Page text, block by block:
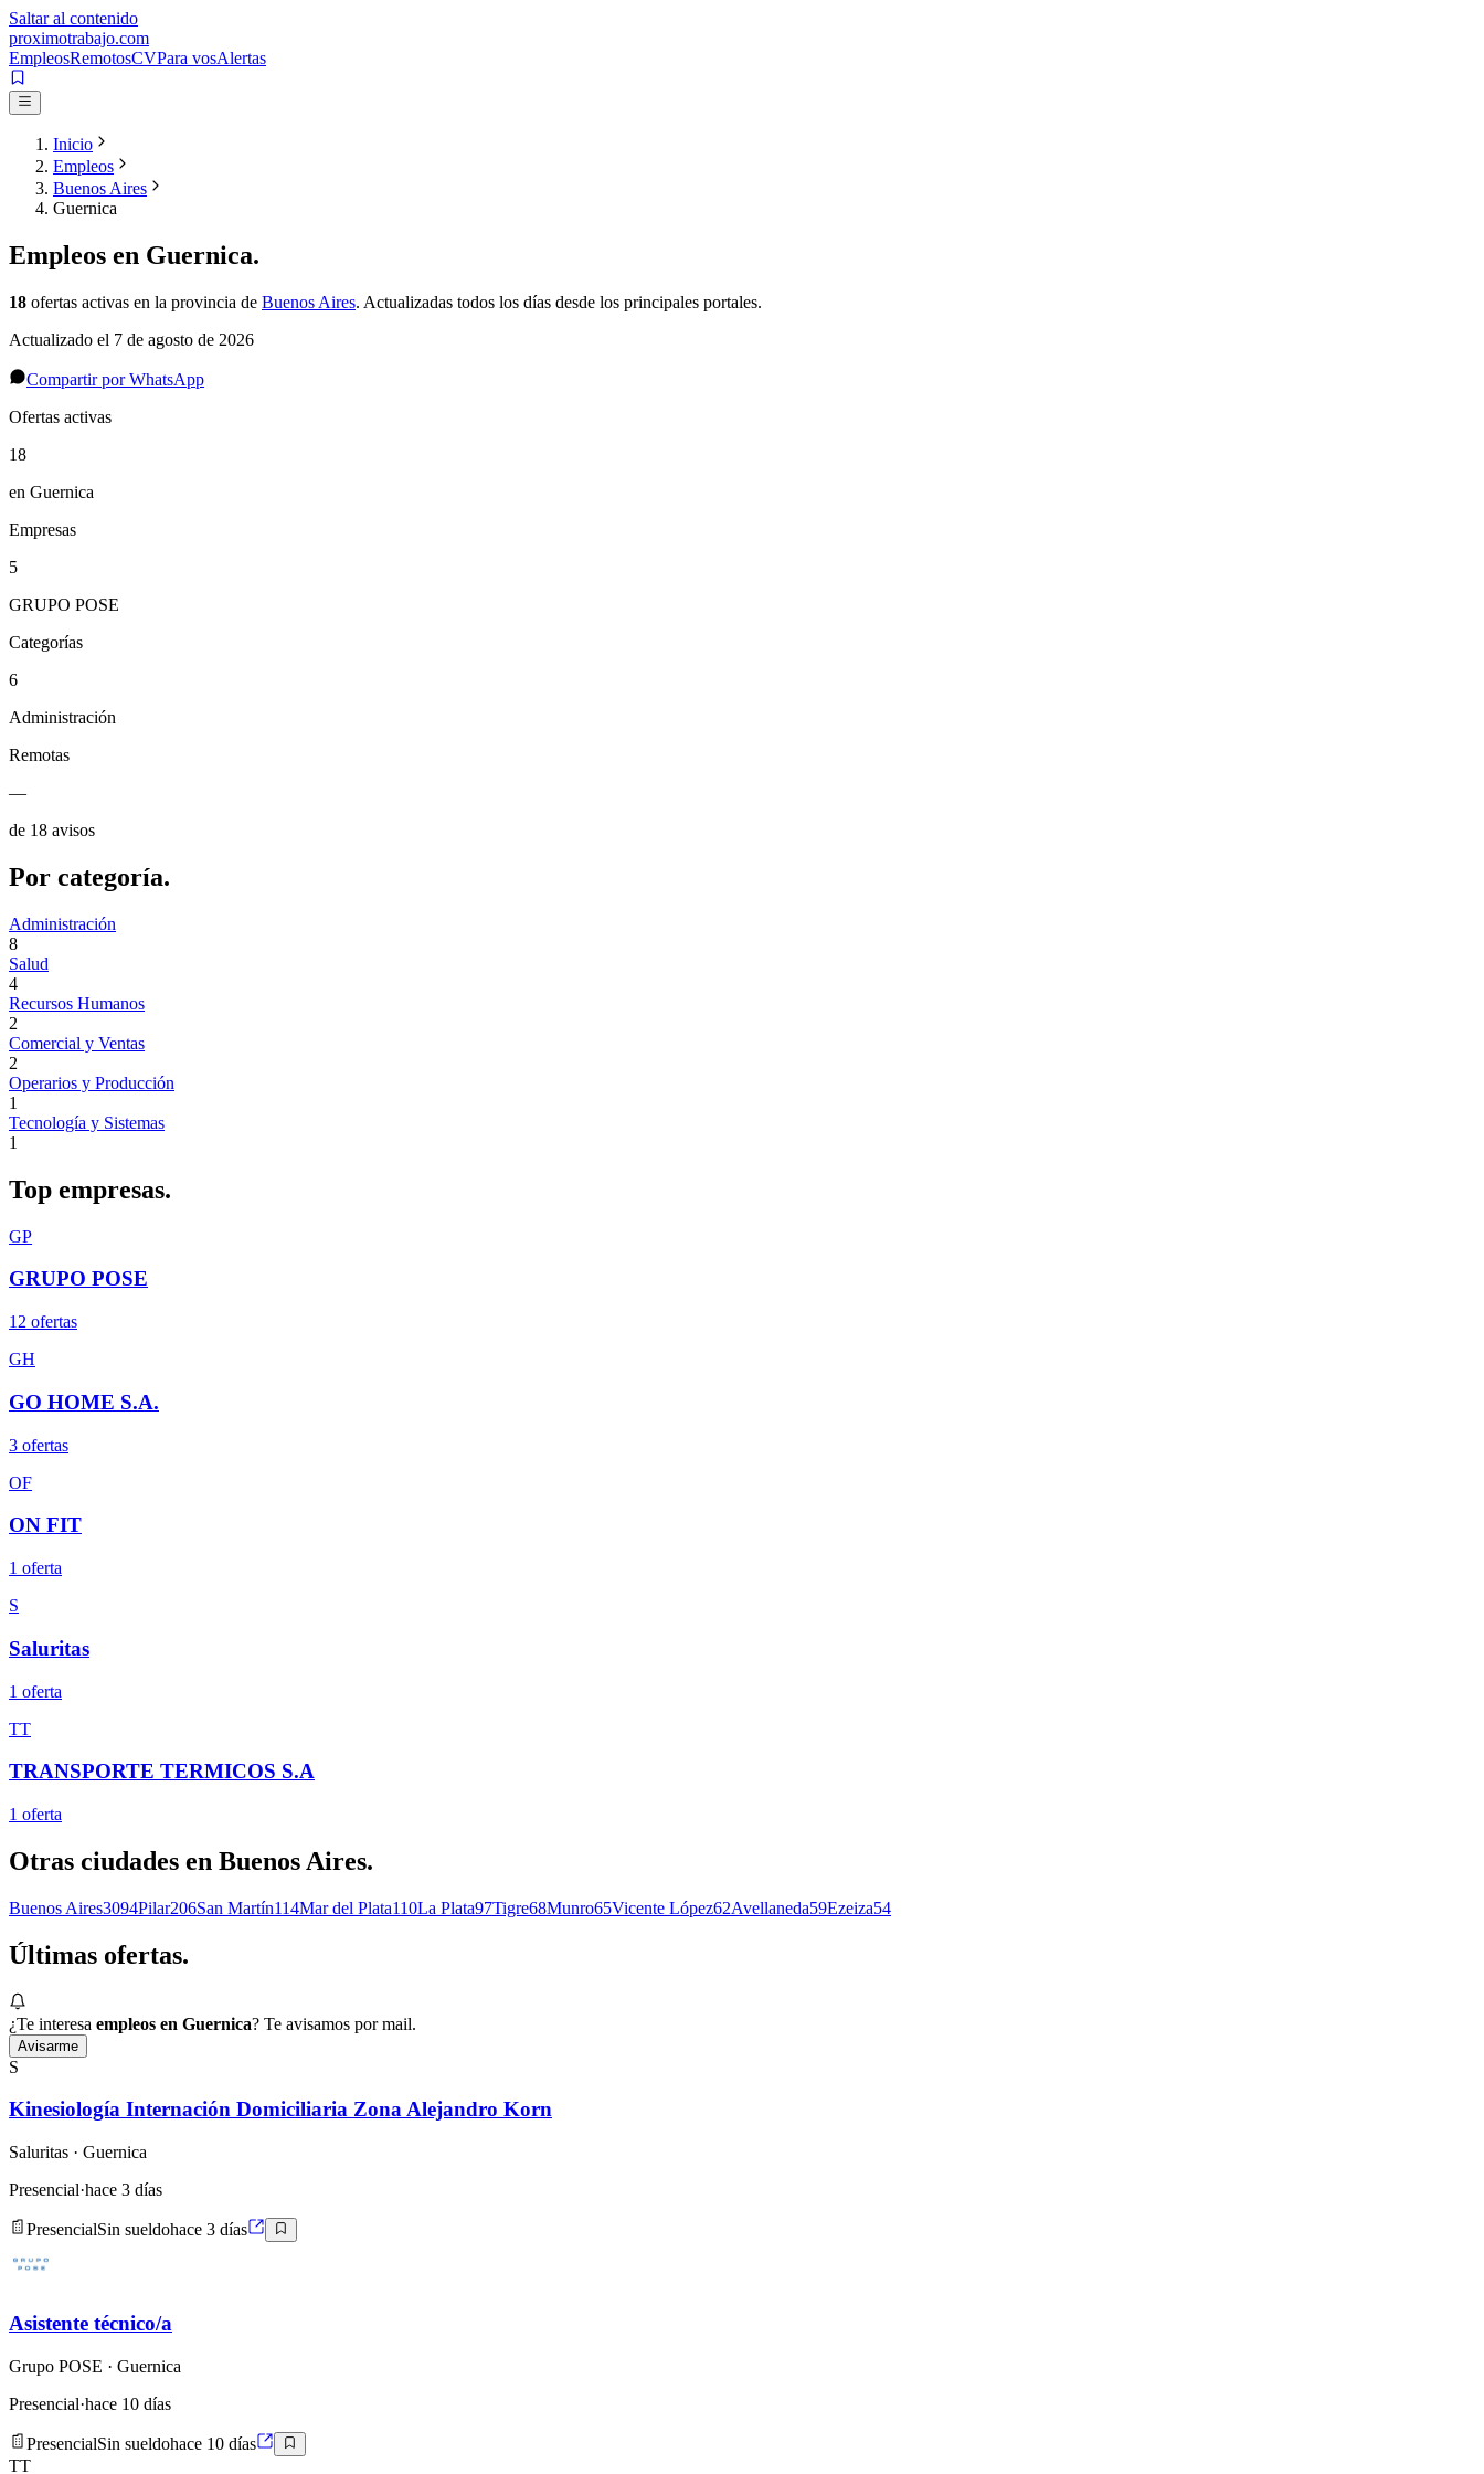
Saltar al contenido
proximotrabajo.com
EmpleosRemotosCVPara vosAlertas
Inicio
Empleos
Buenos Aires
Guernica
Empleos en Guernica.
18 ofertas activas en la provincia de Buenos Aires. Actualizadas todos los días desde los principales portales.
Actualizado el 7 de agosto de 2026
Compartir por WhatsApp
Ofertas activas
18
en Guernica
Empresas
5
GRUPO POSE
Categorías
6
Administración
Remotas
—
de 18 avisos
Por categoría.
Administración
8
Salud
4
Recursos Humanos
2
Comercial y Ventas
2
Operarios y Producción
1
Tecnología y Sistemas
1
Top empresas.
GP
GRUPO POSE
12 ofertas
GH
GO HOME S.A.
3 ofertas
OF
ON FIT
1 oferta
S
Saluritas
1 oferta
TT
TRANSPORTE TERMICOS S.A
1 oferta
Otras ciudades en Buenos Aires.
Buenos Aires3094Pilar206San Martín114Mar del Plata110La Plata97Tigre68Munro65Vicente López62Avellaneda59Ezeiza54
Últimas ofertas.
¿Te interesa empleos en Guernica? Te avisamos por mail.
Avisarme
S
Kinesiología Internación Domiciliaria Zona Alejandro Korn
Saluritas · Guernica
Presencial·hace 3 días
PresencialSin sueldohace 3 días
Asistente técnico/a
Grupo POSE · Guernica
Presencial·hace 10 días
PresencialSin sueldohace 10 días
TT